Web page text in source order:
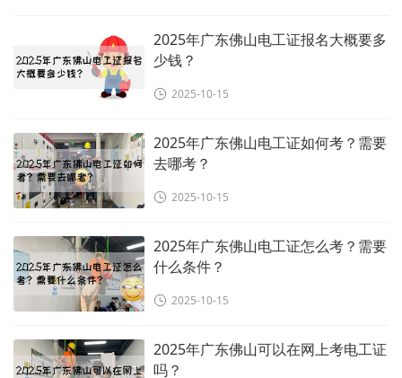
2025年广东佛山电工证报名大概要多
少钱？
2025-10-15
2025年广东佛山电工证如何考？需要
去哪考？
2025-10-15
2025年广东佛山电工证怎么考？需要
什么条件？
2025-10-15
2025年广东佛山可以在网上考电工证
吗？